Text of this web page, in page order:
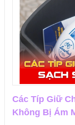
Các Típ Giữ
Không Bị Ám